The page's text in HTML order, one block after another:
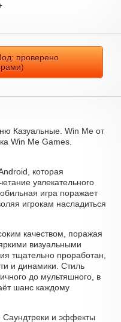
проверено
Казуальные. Win Me от
Win Me Games.
которая
увлекательного
игра поражает
игрокам насладиться
качеством, поражая
визуальными
тщательно проработан,
и динамики. Стиль
до мультяшного, в
шанс каждому
Саундтреки и эффекты